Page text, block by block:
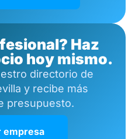
Haz
hoy mismo.
directorio de
y recibe más
presupuesto.
empresa